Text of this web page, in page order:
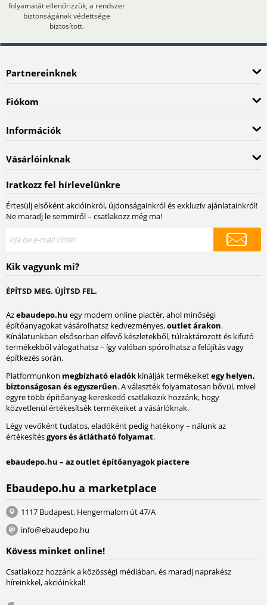
folyamatát ellenőrizzük, a rendszer
biztonságának védettsége
biztosított.
Partnereinknek
Fiókom
Információk
Vásárlóinknak
Iratkozz fel hírlevelünkre
Értesülj elsőként akcióinkról, újdonságainkról és exkluzív ajánlatainkról!
Ne maradj le semmiről – csatlakozz még ma!
Kik vagyunk mi?
ÉPÍTSD MEG. ÚJÍTSD FEL.
Azebaudepo.hu egy modern online piactér, ahol minőségi
építőanyagokat vásárolhatsz kedvezményes,outlet árakon.
Kínálatunkban elsősorban elfevő készletekből, túlraktározott és kifutó
termékekből válogathatsz – így valóban spórolhatsz a felújítás vagy
építkezés során.
Platformunkon megbízható eladók kínálják termékeiketegy helyen,
biztonságosan és egyszerűen. A választék folyamatosan bővül, mivel
egyre több építőanyag-kereskedő csatlakozik hozzánk, hogy
közvetlenül értékesítsék termékeiket a vásárlóknak.
Légy vevőként tudatos, eladóként pedig hatékony – nálunk az
értékesítésgyors és átlátható folyamat.
ebaudepo.hu – az outlet építőanyagok piactere
Ebaudepo.hu a marketplace
1117 Budapest, Hengermalom út 47/A
info@ebaudepo.hu
Kövess minket online!
Csatlakozz hozzánk a közösségi médiában, és maradj naprakész
híreinkkel, akcióinkkal!